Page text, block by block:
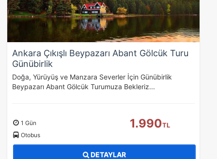
Ankara Çıkışlı Beypazarı Abant Gölcük Turu
Günübirlik
Doğa, Yürüyüş ve Manzara Severler İçin Günübirlik
Beypazarı Abant Gölcük Turumuza Bekleriz...
1 Gün
Otobus
1.990TL
DETAYLAR